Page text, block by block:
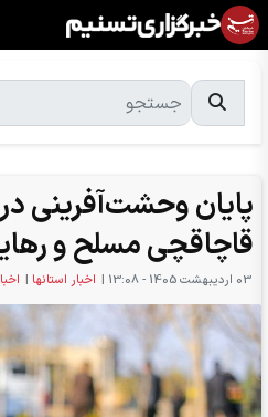
پایان وحشت‌آفرینی
قاچاقچی مسلح و
03 ارديبهشت 1405 - 13:08 | اخبار استانها |